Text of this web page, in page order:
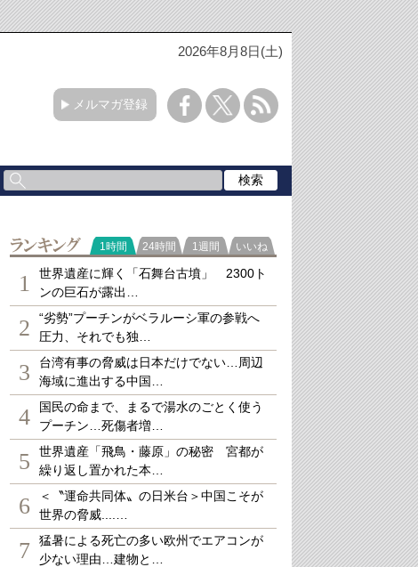
2026年8月8日(土)
メルマガ登録
ランキング
1時間 24時間 1週間 いいね
1
世界遺産に輝く「石舞台古墳」 2300ト
ンの巨石が露出…
2
“劣勢”プーチンがベラルーシ軍の参戦へ
圧力、それでも独…
3
台湾有事の脅威は日本だけでない…周辺
海域に進出する中国…
4
国民の命まで、まるで湯水のごとく使う
プーチン…死傷者増…
5
世界遺産「飛鳥・藤原」の秘密 宮都が
繰り返し置かれた本…
6
＜〝運命共同体〟の日米台＞中国こそが
世界の脅威....…
7
猛暑による死亡の多い欧州でエアコンが
少ない理由…建物と…